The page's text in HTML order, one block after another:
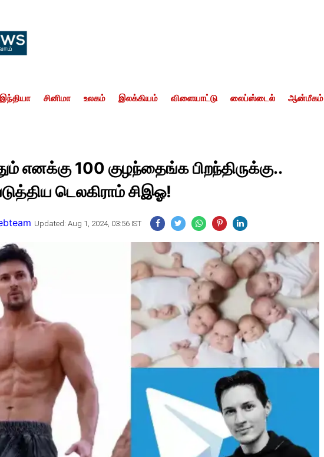
இந்தியா சினிமா உலகம் இலக்கியம் விளையாட்டு லைப்ஸ்டைல் ஆன்மீகம்
எனக்கு 100 குழந்தைங்க பிறந்திருக்கு..
டெலகிராம் சிஇஓ!
Updated: Aug 1, 2024, 03:56 IST